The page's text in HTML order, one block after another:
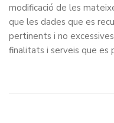
modificació de les
que les dades que es
pertinents i no
finalitats i serveis que es